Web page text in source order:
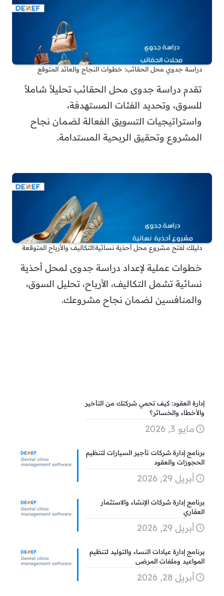
دراسة جدوي محل الحقائب: خطوات النجاح والعائد المتوقع
تقدم دراسة جدوى محل الحقائب تحليلاً شاملاً
للسوق، وتحديد الفئات المستهدفة،
واستراتيجيات التسويق الفعالة لضمان نجاح
المشروع وتحقيق الربحية المستدامة.
دليلك لفتح مشروع محل أحذية نسائية:التكاليف والأرباح المتوقعة
خطوات عملية لإعداد دراسة جدوى لمحل أحذية
نسائية تشمل التكاليف، الأرباح، تحليل السوق،
والمنافسين لضمان نجاح مشروعك.
إدارة العقود: كيف تحمي شركتك من التأخير
والأخطاء والخسائر؟
مايو 3, 2026
برنامج إدارة شركات تأجير السيارات لتنظيم
الحجوزات والعقود
أبريل 29, 2026
برنامج إدارة شركات الإنشاء والاستثمار
العقاري
أبريل 29, 2026
برنامج إدارة عيادات النساء والتوليد لتنظيم
المواعيد وملفات المرضى
أبريل 28, 2026